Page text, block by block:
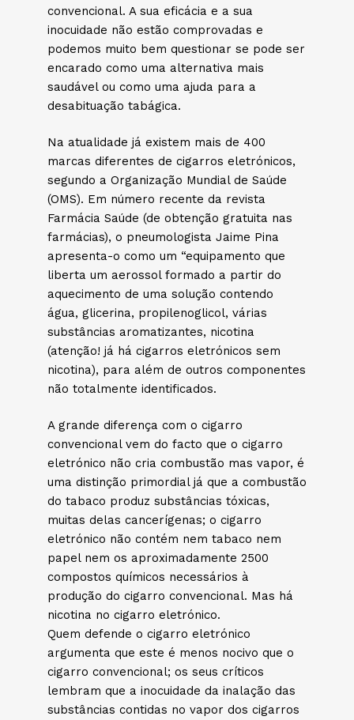
convencional. A sua eficácia e a sua
inocuidade não estão comprovadas e
podemos muito bem questionar se pode ser
encarado como uma alternativa mais
saudável ou como uma ajuda para a
desabituação tabágica.
Na atualidade já existem mais de 400
marcas diferentes de cigarros eletrónicos,
segundo a Organização Mundial de Saúde
(OMS). Em número recente da revista
Farmácia Saúde (de obtenção gratuita nas
farmácias), o pneumologista Jaime Pina
apresenta-o como um “equipamento que
liberta um aerossol formado a partir do
aquecimento de uma solução contendo
água, glicerina, propilenoglicol, várias
substâncias aromatizantes, nicotina
(atenção! já há cigarros eletrónicos sem
nicotina), para além de outros componentes
não totalmente identificados.
A grande diferença com o cigarro
convencional vem do facto que o cigarro
eletrónico não cria combustão mas vapor, é
uma distinção primordial já que a combustão
do tabaco produz substâncias tóxicas,
muitas delas cancerígenas; o cigarro
eletrónico não contém nem tabaco nem
papel nem os aproximadamente 2500
compostos químicos necessários à
produção do cigarro convencional. Mas há
nicotina no cigarro eletrónico.
Quem defende o cigarro eletrónico
argumenta que este é menos nocivo que o
cigarro convencional; os seus críticos
lembram que a inocuidade da inalação das
substâncias contidas no vapor dos cigarros